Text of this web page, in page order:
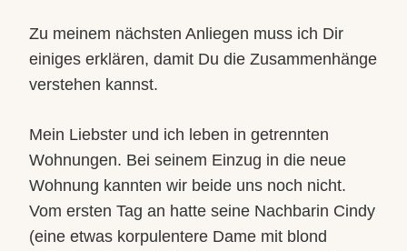
Zu meinem nächsten Anliegen muss ich Dir
einiges erklären, damit Du die Zusammenhänge
verstehen kannst.
Mein Liebster und ich leben in getrennten
Wohnungen. Bei seinem Einzug in die neue
Wohnung kannten wir beide uns noch nicht.
Vom ersten Tag an hatte seine Nachbarin Cindy
(eine etwas korpulentere Dame mit blond